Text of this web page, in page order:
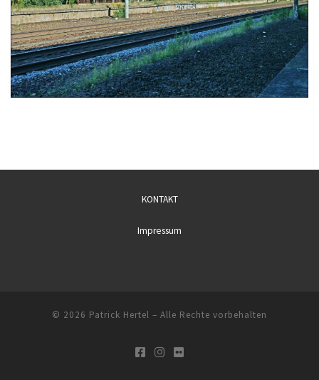
KONTAKT
Impressum
© 2026 Patrick Hertel – Alle Rechte vorbehalten